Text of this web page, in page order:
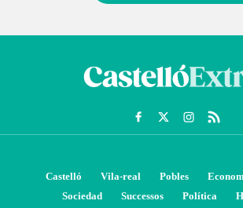
Castelló Vila-real Pobles
Sociedad
Successos Política